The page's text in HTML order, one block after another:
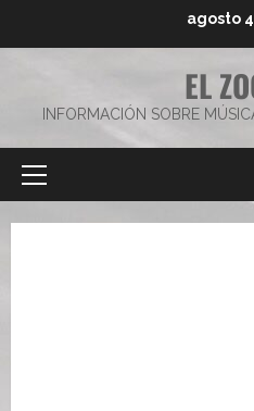
agosto
EL
INFORMACIÓN SOBRE
Menú